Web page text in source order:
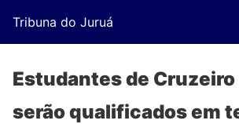
Tribuna do Juruá
Estudantes de Cruzeiro
serão qualificados em